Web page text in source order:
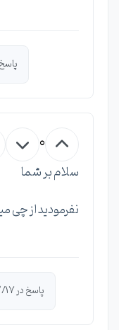
پاسخ در
0
سلام بر شما
نفرمودید از چی
پاسخ در 1394/03/17 توسط